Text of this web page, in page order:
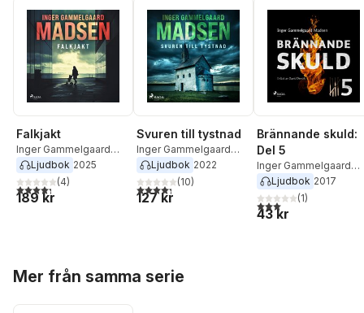
Falkjakt
Inger Gammelgaard
Madsen
Ljudbok 2025
4,3utav 5 stjärnor. Totalt antal röster:
(4)
189 kr
Svuren till tystnad
Inger Gammelgaard
Madsen
Ljudbok 2022
4,3utav 5 stjärnor. Totalt antal röster:
(10)
127 kr
Brännande skuld:
Del 5
Inger Gammelgaard
Madsen
Ljudbok 2017
3,0utav 5 stjärnor.
(1)
43 kr
Mer från samma serie